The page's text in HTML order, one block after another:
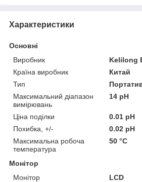
Характеристики
Основні
Виробник
Kelilong
Країна виробник
Китай
Тип
Максимальний діапазон
вимірювань
14 pH
Ціна поділки
0.01 pH
Похибка, +/-
0.02 pH
Максимальна робоча
температура
50 °С
Монітор
Монітор
LCD